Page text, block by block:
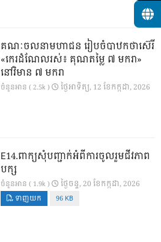
គណៈចលនាមហាជន រៀបចំបាឋកថាស៊េរី
«កេរដំណែលរស់៖ គុណតម្លៃ ៧ មករា»
នៅវិមាន ៧ មករា
ចំនួនអាន ( 2.5k ) ថ្ងៃ​អាទិត្យ, 12 ខែ​កក្កដា, 2026
E14.ពាក្យសុំបញ្ជាក់អំពីការចូលរួមជីវភាព
បក្ស
ចំនួនអាន ( 1.9k ) ថ្ងៃ​ចន្ទ, 20 ខែ​កក្កដា, 2026
ទាញយក 96 KB